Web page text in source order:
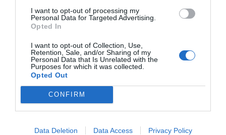
I want to opt-out of processing my
Personal Data for Targeted Advertising.
Opted In
I want to opt-out of Collection, Use,
Retention, Sale, and/or Sharing of my
Personal Data that Is Unrelated with the
Purposes for which it was collected.
Opted Out
CONFIRM
Data Deletion Data Access Privacy Policy
Pub